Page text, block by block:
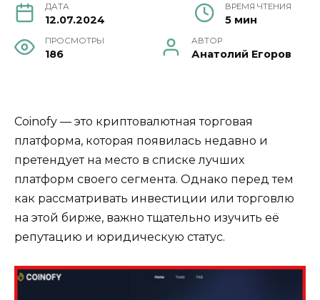
ДАТА
12.07.2024
ВРЕМЯ ЧТЕНИЯ
5 мин
ПРОСМОТРЫ
186
АВТОР
Анатолий Егоров
Coinofy — это криптовалютная торговая
платформа, которая появилась недавно и
претендует на место в списке лучших
платформ своего сегмента. Однако перед тем
как рассматривать инвестиции или торговлю
на этой бирже, важно тщательно изучить её
репутацию и юридическую статус.